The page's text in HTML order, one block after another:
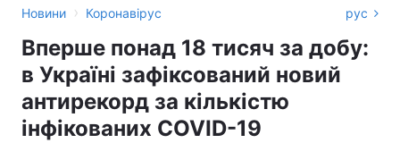
Новини › Коронавірус рус
Вперше понад 18 тисяч за добу:
в Україні зафіксований новий
антирекорд за кількістю
інфікованих COVID-19